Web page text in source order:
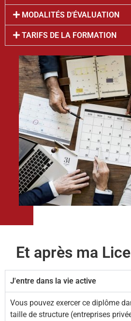
MODALITÉS D'ÉVALUATION
TARIFS DE LA FORMATION
Et après ma
J'entre dans la vie active
Vous pouvez exercer ce diplôme
taille de structure (entreprises